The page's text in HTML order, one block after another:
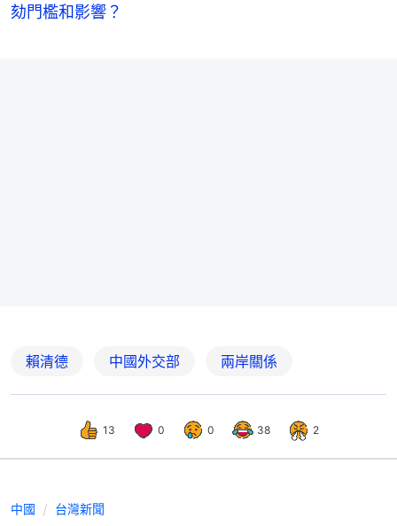
劾門檻和影響？
賴清德 中國外交部 兩岸關係
13 0 0 38 2
中國 台灣新聞